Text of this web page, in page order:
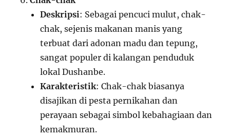
Deskripsi: Sebagai pencuci mulut, chak-
chak, sejenis makanan manis yang
terbuat dari adonan madu dan tepung,
sangat populer di kalangan penduduk
lokal Dushanbe.
Karakteristik: Chak-chak biasanya
disajikan di pesta pernikahan dan
perayaan sebagai simbol kebahagiaan dan
kemakmuran.